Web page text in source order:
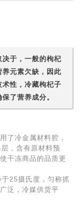
决于，一般的枸杞
养元素欠缺，因此
性，冷藏枸杞子
了营养成分。
了冷金属材料腔，
，含有原材料预
干冻商品的品质更
25摄氏度，匀称抓
泛，冷媒供货平